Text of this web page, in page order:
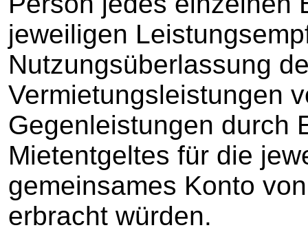
jeweiligen
Nutzungsüberlassung
Vermietungsleistungen
Gegenleistungen durch
Mietentgeltes für die
gemeinsames Konto
erbracht würden.